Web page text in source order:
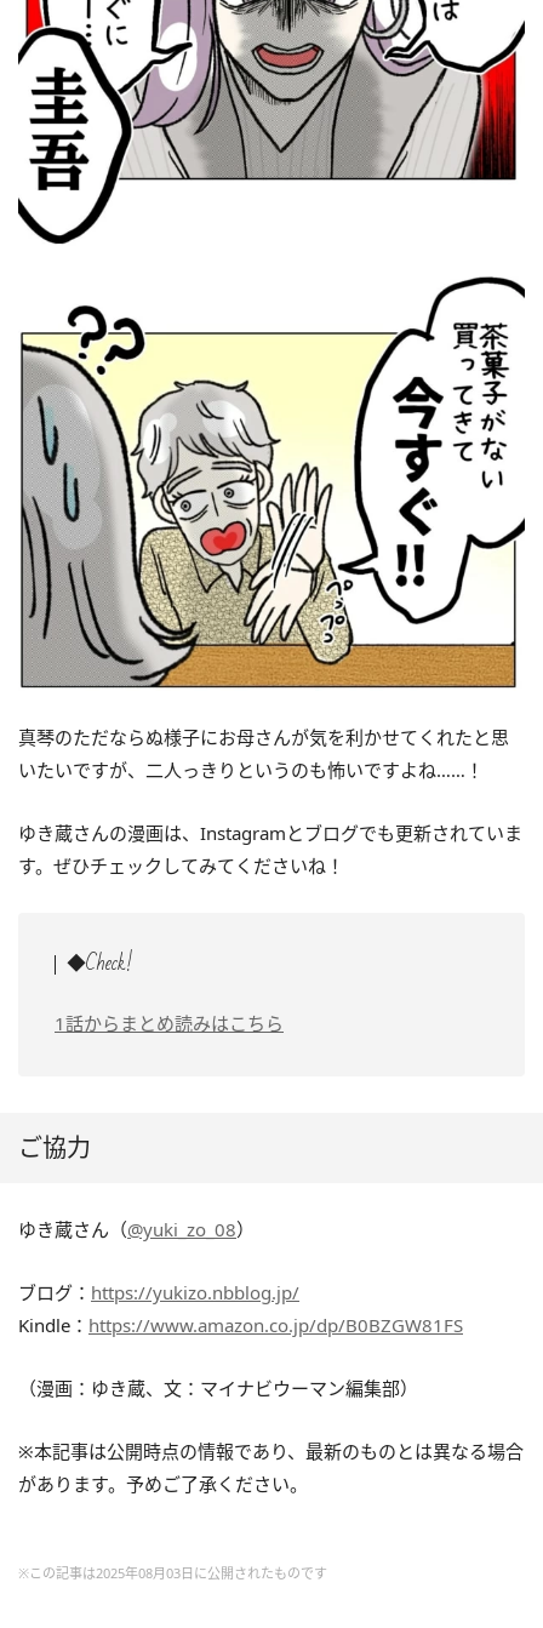
真琴のただならぬ様子にお母さんが気を利かせてくれたと思
いたいですが、二人っきりというのも怖いですよね……！
ゆき蔵さんの漫画は、Instagramとブログでも更新されていま
す。ぜひチェックしてみてくださいね！
◆Check!
1話からまとめ読みはこちら
ご協力
ゆき蔵さん（@yuki_zo_08）
ブログ： https://yukizo.nbblog.jp/
Kindle： https://www.amazon.co.jp/dp/B0BZGW81FS
（漫画：ゆき蔵、文：マイナビウーマン編集部）
※本記事は公開時点の情報であり、最新のものとは異なる場合
があります。予めご了承ください。
※この記事は2025年08月03日に公開されたものです